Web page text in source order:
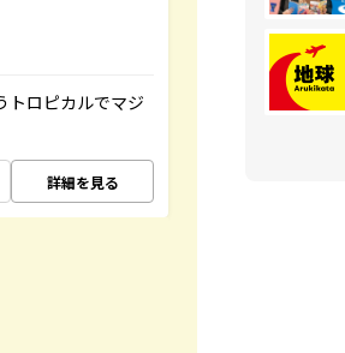
トロピカルでマジ
詳細を見る